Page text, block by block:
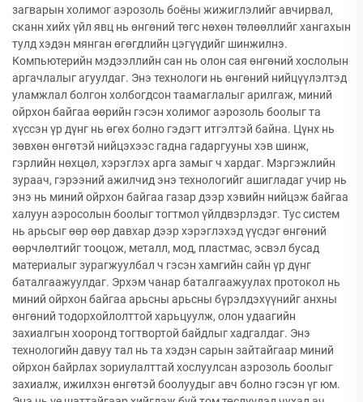
загварын холимог аэрозоль боёны жижиглэлийг авчирвал,
сканн хийх үйл явц нь өнгөний төгс нөхөн төлөөллийг хангахын
тулд хэдэн мянган өгөгдлийн цэгүүдийг шинжилнэ.
Компьютерийн мэдээллийн сан нь олон сая өнгөний хослолын
аргачлалыг агуулдаг. Энэ технологи нь өнгөний нийцүүлэлтэд
уламжлал болгон холбогдсон таамаглалыг арилгаж, миний
ойрхон байгаа өөрийн гэсэн холимог аэрозоль боолыг та
хүссэн үр дүнг нь өгөх болно гэдэгт итгэлтэй байна. Цүнх нь
зөвхөн өнгөтэй нийцэхээс гадна гадаргууны хэв шинж,
гэрлийн нөхцөл, хэрэглэх арга замыг ч хардаг. Мэргэжлийн
зураач, гэрээний ажилчид энэ технологийг ашигладаг учир нь
энэ нь миний ойрхон байгаа газар дээр хэвийн нийцэж байгаа
халуун аэросолын боолыг тогтмол үйлдвэрлэдэг. Тус систем
нь арьсыг өөр өөр давхар дээр хэрэглэхэд үүсдэг өнгөний
өөрчлөлтийг тооцож, металл, мод, пластмас, эсвэл бусад
материалыг зурагжуулбал ч гэсэн хамгийн сайн үр дүнг
баталгаажуулдаг. Эрхэм чанар баталгаажуулах протокол нь
миний ойрхон байгаа арьсны арьсны бүрэлдэхүүнийг анхны
өнгөний тодорхойлолттой харьцуулж, олон удаагийн
захиалгын хооронд тогтвортой байдлыг хадгалдаг. Энэ
технологийн давуу тал нь та хэдэн сарын зайтайгаар миний
ойрхон байрлах зориулалттай хослуулсан аэрозоль боолыг
захиалж, ижилхэн өнгөтэй боолуудыг авч болно гэсэн үг юм.